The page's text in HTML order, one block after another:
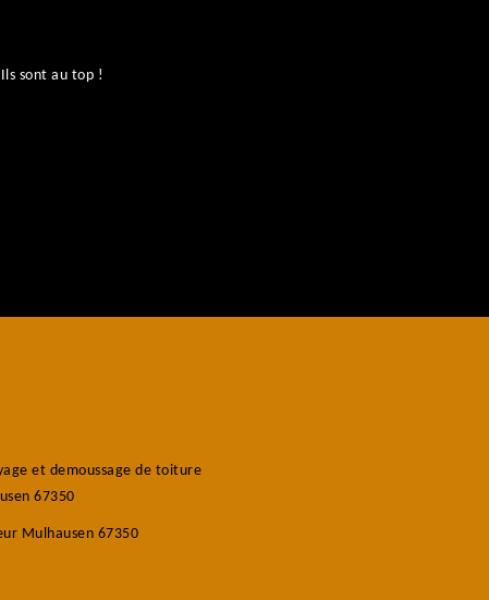
sont au top !
et demoussage de toiture
67350
Mulhausen 67350